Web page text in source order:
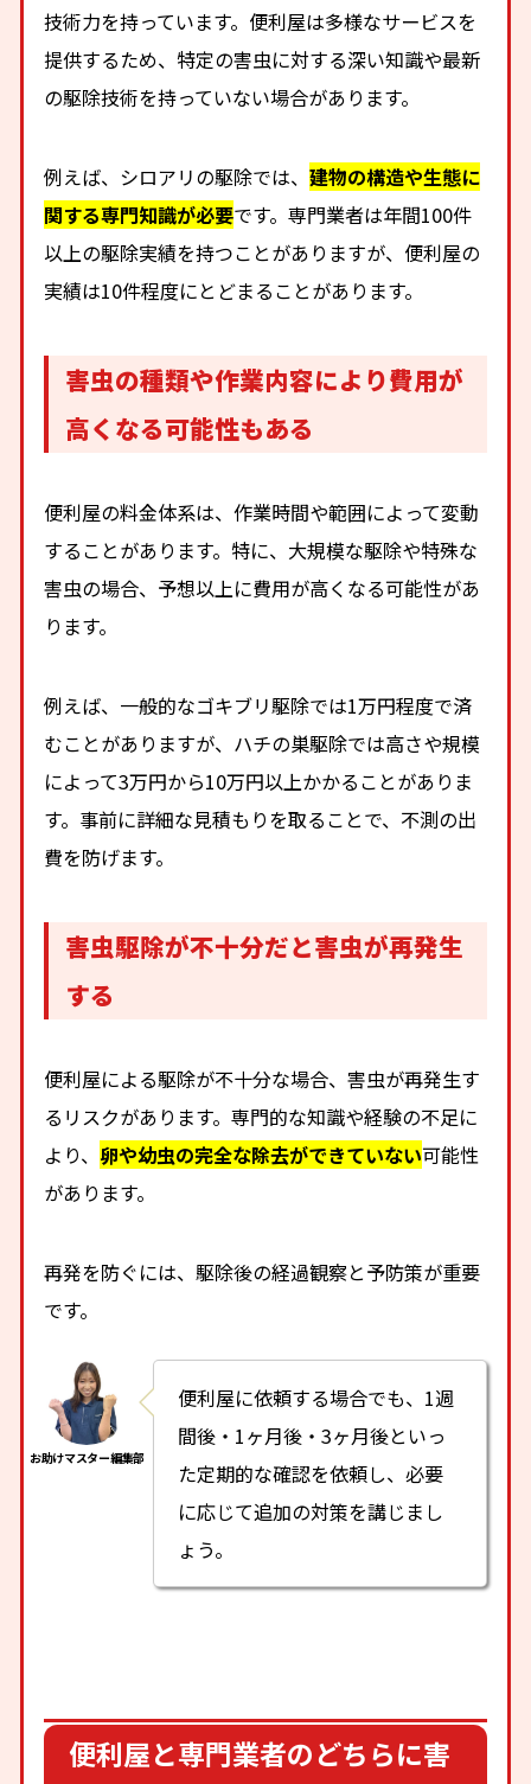
技術力を持っています。便利屋は多様なサービスを
提供するため、特定の害虫に対する深い知識や最新
の駆除技術を持っていない場合があります。
例えば、シロアリの駆除では、建物の構造や生態に
関する専門知識が必要です。専門業者は年間100件
以上の駆除実績を持つことがありますが、便利屋の
実績は10件程度にとどまることがあります。
害虫の種類や作業内容により費用が
高くなる可能性もある
便利屋の料金体系は、作業時間や範囲によって変動
することがあります。特に、大規模な駆除や特殊な
害虫の場合、予想以上に費用が高くなる可能性があ
ります。
例えば、一般的なゴキブリ駆除では1万円程度で済
むことがありますが、ハチの巣駆除では高さや規模
によって3万円から10万円以上かかることがありま
す。事前に詳細な見積もりを取ることで、不測の出
費を防げます。
害虫駆除が不十分だと害虫が再発生
する
便利屋による駆除が不十分な場合、害虫が再発生す
るリスクがあります。専門的な知識や経験の不足に
より、 卵や幼虫の完全な除去ができていない可能性
があります。
再発を防ぐには、駆除後の経過観察と予防策が重要
です。
便利屋に依頼する場合でも、1週
間後・1ヶ月後・3ヶ月後といっ
た定期的な確認を依頼し、必要
に応じて追加の対策を講じまし
ょう。
便利屋と専門業者のどちらに害